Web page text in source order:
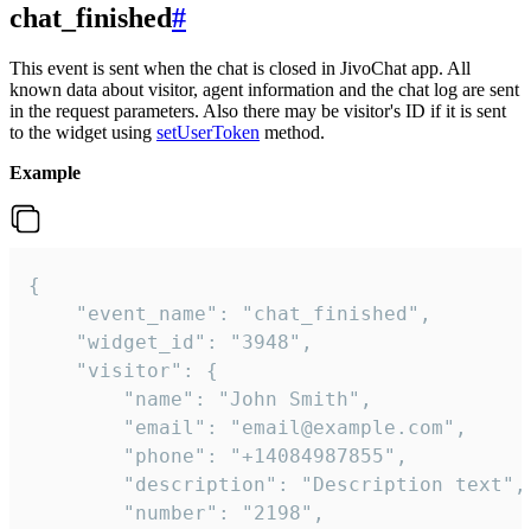
chat_finished#
This event is sent when the chat is closed in JivoChat app. All
known data about visitor, agent information and the chat log are sent
in the request parameters. Also there may be visitor's ID if it is sent
to the widget using setUserToken method.
Example
{
    "event_name": "chat_finished",
    "widget_id": "3948",
    "visitor": {
        "name": "John Smith",
        "email": "email@example.com",
        "phone": "+14084987855",
        "description": "Description text",
        "number": "2198",